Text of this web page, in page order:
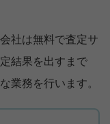
社は無料で査定サ
結果を出すまで
業務を行います。